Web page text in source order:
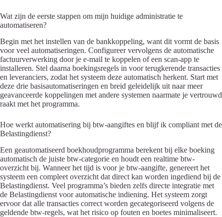
Wat zijn de eerste stappen om mijn huidige administratie te
automatiseren?
Begin met het instellen van de bankkoppeling, want dit vormt de basis
voor veel automatiseringen. Configureer vervolgens de automatische
factuurverwerking door je e-mail te koppelen of een scan-app te
installeren. Stel daarna boekingsregels in voor terugkerende transacties
en leveranciers, zodat het systeem deze automatisch herkent. Start met
deze drie basisautomatiseringen en breid geleidelijk uit naar meer
geavanceerde koppelingen met andere systemen naarmate je vertrouwd
raakt met het programma.
Hoe werkt automatisering bij btw-aangiftes en blijf ik compliant met de
Belastingdienst?
Een geautomatiseerd boekhoudprogramma berekent bij elke boeking
automatisch de juiste btw-categorie en houdt een realtime btw-
overzicht bij. Wanneer het tijd is voor je btw-aangifte, genereert het
systeem een compleet overzicht dat direct kan worden ingediend bij de
Belastingdienst. Veel programma’s bieden zelfs directe integratie met
de Belastingdienst voor automatische indiening. Het systeem zorgt
ervoor dat alle transacties correct worden gecategoriseerd volgens de
geldende btw-regels, wat het risico op fouten en boetes minimaliseert.